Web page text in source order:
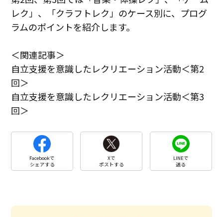
レク」、「クラフトレク」のケース別に、プログ
ラムのポイントを紹介します。
＜関連記事＞
自立支援を意識したレクリエーション活動＜第2
回＞
自立支援を意識したレクリエーション活動＜第3
回＞
Facebookで
シェアする
Xで
ポストする
LINEで
送る